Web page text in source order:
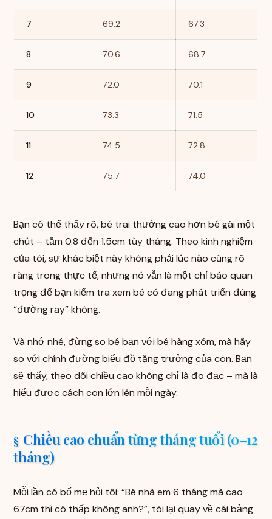
7 69.2 67.3
8 70.6 68.7
9 72.0 70.1
10 73.3 71.5
11 74.5 72.8
12 75.7 74.0
Bạn có thể thấy rõ, bé trai thường cao hơn bé gái một
chút – tầm 0.8 đến 1.5cm tùy tháng. Theo kinh nghiệm
của tôi, sự khác biệt này không phải lúc nào cũng rõ
ràng trong thực tế, nhưng nó vẫn là một chỉ báo quan
trọng để bạn kiểm tra xem bé có đang phát triển đúng
“đường ray” không.
Và nhớ nhé, đừng so bé bạn với bé hàng xóm, mà hãy
so với chính đường biểu đồ tăng trưởng của con. Bạn
sẽ thấy, theo dõi chiều cao không chỉ là đo đạc – mà là
hiểu được cách con lớn lên mỗi ngày.
Chiều cao chuẩn từng tháng tuổi (0–12
tháng)
Mỗi lần có bố mẹ hỏi tôi: “Bé nhà em 6 tháng mà cao
67cm thì có thấp không anh?”, tôi lại quay về cái bảng